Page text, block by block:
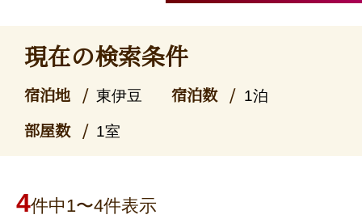
現在の検索条件
宿泊地 東伊豆 宿泊数 1泊
部屋数 1室
4件中1〜4件表示